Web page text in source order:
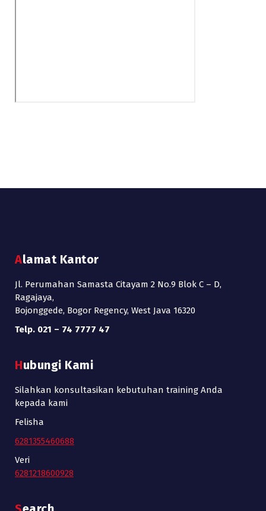
Alamat Kantor
Jl. Perumahan Samasta Citayam 2 No.9 Blok C – D,
Ragajaya,
Bojonggede, Bogor Regency, West Java 16320
Telp. 021 – 74 7777 47
Hubungi Kami
Silahkan konsultasikan kebutuhan training Anda
kepada kami
Felisha
6281355460688
Veri
6281218600928